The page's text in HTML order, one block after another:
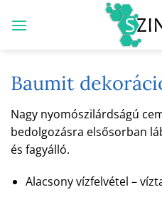
Baumit
Nagy nyomószilárdságú
bedolgozásra elsősorban
és fagyálló.
Alacsony vízfelvétel –